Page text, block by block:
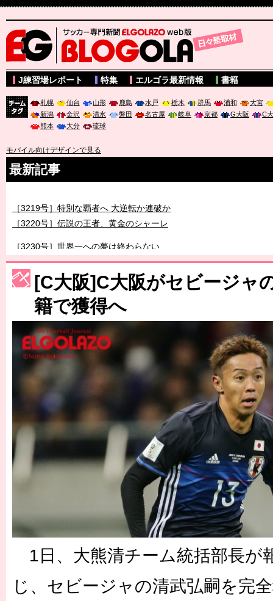
サッカー専門新聞ELGOLAZO web版 BLOGOLA
J練習場レポート 特集 エルゴラ最新情報 書籍
札幌 仙台 山形 鹿島 水戸 栃木 群馬 浦和
大宮
新潟
金沢 清水 磐田 名古屋 岐阜 京都 G大阪
C
熊本
大分 琉球
モバイル向けデザインで見る
最新記事
［3219号］特別な覇者へ 大逆転か連破か
［3220号］伝説の王者、黄金のシャーレ
［3230号］世界一への夢は終わらない
［3223号］一丸。日本出陣
［3222号］史上最大のW杯開幕 注目は「個」
[C大阪]C大阪がセビージャ
籍で獲得へ
1日、大熊清チーム統括部長が
じ、セビージャの清武弘嗣を完